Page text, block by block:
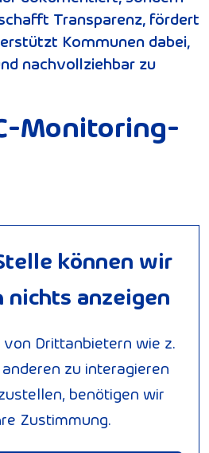
Transparenz, fördert
Kommunen dabei,
nachvollziehbar zu
Monitoring-
können wir
nichts anzeigen
Drittanbietern wie z.
zu interagieren
benötigen wir
Zustimmung.